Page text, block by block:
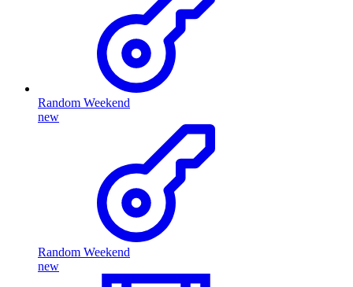
Random Weekend
new
Random Weekend
new